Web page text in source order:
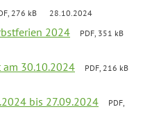
276 kB 28.10.2024
2024
PDF, 351 kB
30.10.2024
PDF, 216 kB
bis 27.09.2024
PDF,